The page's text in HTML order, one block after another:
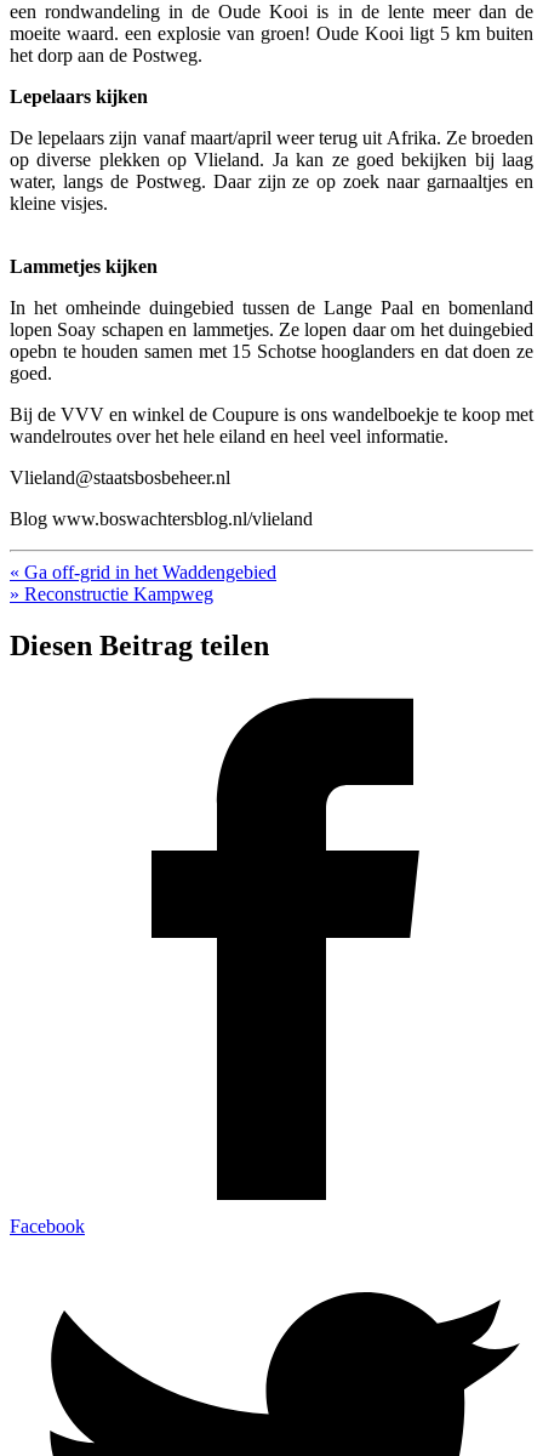
een rondwandeling in de Oude Kooi is in de lente meer dan de
moeite waard. een explosie van groen! Oude Kooi ligt 5 km buiten
het dorp aan de Postweg.
Lepelaars kijken
De lepelaars zijn vanaf maart/april weer terug uit Afrika. Ze broeden
op diverse plekken op Vlieland. Ja kan ze goed bekijken bij laag
water, langs de Postweg. Daar zijn ze op zoek naar garnaaltjes en
kleine visjes.
Lammetjes kijken
In het omheinde duingebied tussen de Lange Paal en bomenland
lopen Soay schapen en lammetjes. Ze lopen daar om het duingebied
opebn te houden samen met 15 Schotse hooglanders en dat doen ze
goed.
Bij de VVV en winkel de Coupure is ons wandelboekje te koop met
wandelroutes over het hele eiland en heel veel informatie.
Vlieland@staatsbosbeheer.nl
Blog www.boswachtersblog.nl/vlieland
« Ga off-grid in het Waddengebied
» Reconstructie Kampweg
Diesen Beitrag teilen
Facebook